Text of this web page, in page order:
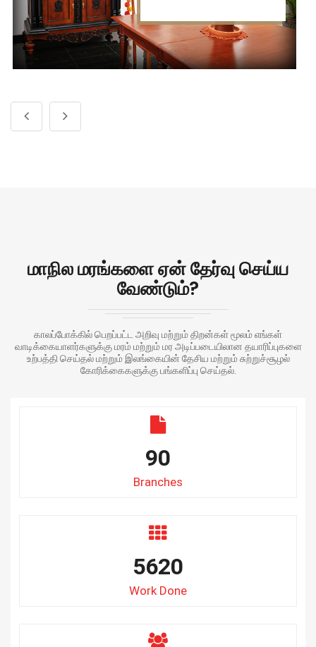
மாநில மரங்களை ஏன் தேர்வு செய்ய
வேண்டும்?
காலப்போக்கில் பெறப்பட்ட அறிவு மற்றும் திறன்கள் மூலம் எங்கள்
வாடிக்கையாளர்களுக்கு மரம் மற்றும் மர அடிப்படையிலான தயாரிப்புகளை
உற்பத்தி செய்தல் மற்றும் இலங்கையின் தேசிய மற்றும் சுற்றுச்சூழல்
கோரிக்கைகளுக்கு பங்களிப்பு செய்தல்.
90
Branches
5620
Work Done